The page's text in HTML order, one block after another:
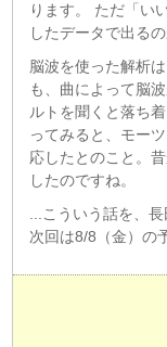
ります。 ただ「い
したデータで出る
脳波を使った解析
も、曲によって脳
ルトを聞くと落ち
ってみると、モー
応したとのこと。
したのですね。
...こういう話を、
次回は8/8（金）の